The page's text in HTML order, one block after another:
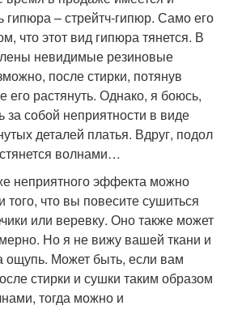
гипюра – стрейтч-гипюр. Само его
что этот вид гипюра тянется. В
невидимые резиновые
после стирки, потянув
его растянуть. Однако, я боюсь,
за собой неприятности в виде
деталей платья. Вдруг, подол
волнами…
неприятного эффекта можно
того, что вы повесите сушиться
или веревку. Оно также может
Но я не вижу вашей ткани и
ощупь. Может быть, если вам
стирки и сушки таким образом
тогда можно и